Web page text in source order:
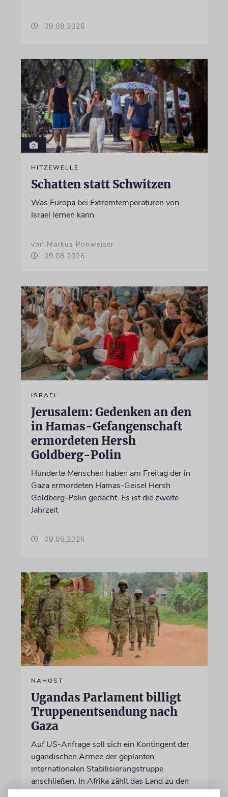
09.08.2026
HITZEWELLE
Schatten statt Schwitzen
Was Europa bei Extremtemperaturen von
Israel lernen kann
von Markus Ponweiser
09.08.2026
ISRAEL
Jerusalem: Gedenken an den
in Hamas-Gefangenschaft
ermordeten Hersh
Goldberg-Polin
Hunderte Menschen haben am Freitag der in
Gaza ermordeten Hamas-Geisel Hersh
Goldberg-Polin gedacht. Es ist die zweite
Jahrzeit
09.08.2026
NAHOST
Ugandas Parlament billigt
Truppenentsendung nach
Gaza
Auf US-Anfrage soll sich ein Kontingent der
ugandischen Armee der geplanten
internationalen Stabilisierungstruppe
anschließen. In Afrika zählt das Land zu den